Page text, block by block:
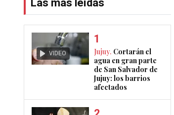
VIDEO Jujuy. Cortarán el
agua en gran parte
de San Salvador de
Jujuy: los barrios
afectados